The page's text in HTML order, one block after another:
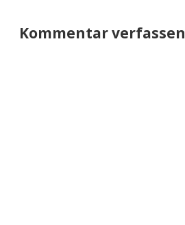
Kommentar verfassen